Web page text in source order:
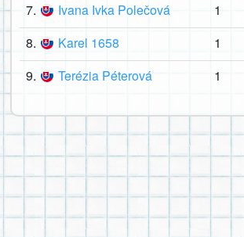
7. Ivana Ivka Polečová 1
8. Karel 1658 1
9. Terézia Péterová 1